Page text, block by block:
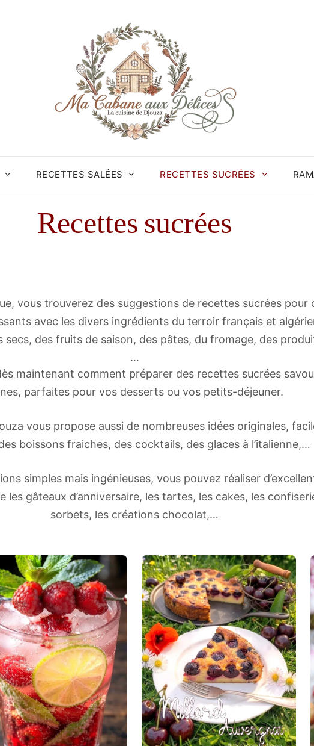
RECETTES SALÉES RECETTES SUCRÉES
Recettes sucrées
vous trouverez des suggestions de recettes sucrées pour
avec les divers ingrédients du terroir français et
secs, des fruits de saison, des pâtes, du fromage, des
…
maintenant comment préparer des recettes sucrées
parfaites pour vos desserts ou vos petits-déjeuner.
vous propose aussi de nombreuses idées originales,
boissons fraiches, des cocktails, des glaces à l’italienne,…
simples mais ingénieuses, vous pouvez réaliser
les gâteaux d’anniversaire, les tartes, les cakes, les
sorbets, les créations chocolat,…